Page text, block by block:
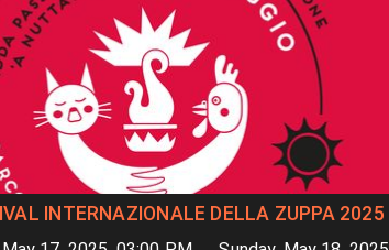
INTERNAZIONALE DELLA ZUPPA 2025